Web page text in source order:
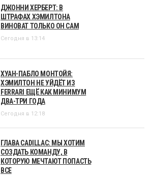
ДЖОННИ ХЕРБЕРТ: В
ШТРАФАХ ХЭМИЛТОНА
ВИНОВАТ ТОЛЬКО ОН САМ
Сегодня в 13:14
ХУАН-ПАБЛО МОНТОЙЯ:
ХЭМИЛТОН НЕ УЙДЁТ ИЗ
FERRARI ЕЩЁ КАК МИНИМУМ
ДВА-ТРИ ГОДА
Сегодня в 12:18
ГЛАВА CADILLAC: МЫ ХОТИМ
СОЗДАТЬ КОМАНДУ, В
КОТОРУЮ МЕЧТАЮТ ПОПАСТЬ
ВСЕ